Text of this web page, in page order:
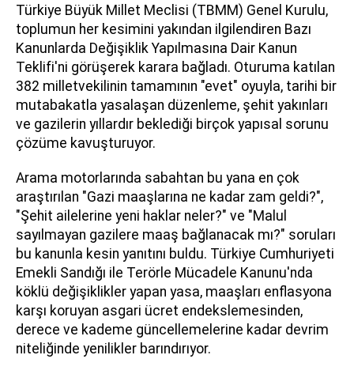
Türkiye Büyük Millet Meclisi (TBMM) Genel Kurulu,
toplumun her kesimini yakından ilgilendiren Bazı
Kanunlarda Değişiklik Yapılmasına Dair Kanun
Teklifi'ni görüşerek karara bağladı. Oturuma katılan
382 milletvekilinin tamamının "evet" oyuyla, tarihi bir
mutabakatla yasalaşan düzenleme, şehit yakınları
ve gazilerin yıllardır beklediği birçok yapısal sorunu
çözüme kavuşturuyor.
Arama motorlarında sabahtan bu yana en çok
araştırılan "Gazi maaşlarına ne kadar zam geldi?",
"Şehit ailelerine yeni haklar neler?" ve "Malul
sayılmayan gazilere maaş bağlanacak mı?" soruları
bu kanunla kesin yanıtını buldu. Türkiye Cumhuriyeti
Emekli Sandığı ile Terörle Mücadele Kanunu'nda
köklü değişiklikler yapan yasa, maaşları enflasyona
karşı koruyan asgari ücret endekslemesinden,
derece ve kademe güncellemelerine kadar devrim
niteliğinde yenilikler barındırıyor.